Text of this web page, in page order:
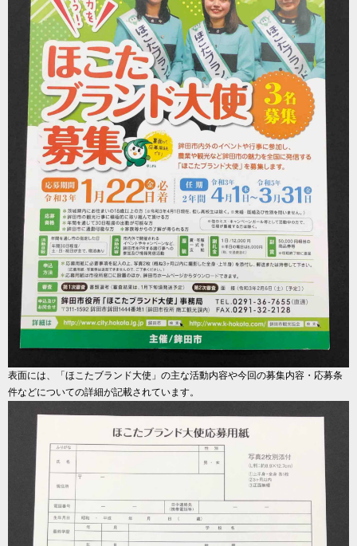
表面には、「ほこたブランド大使」の主な活動内容や今回の募集内容・応募条
件などについての詳細が記載されています。